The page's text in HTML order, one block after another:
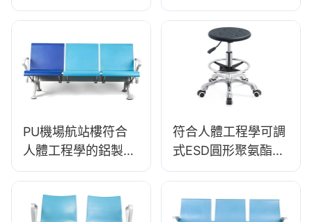
高流量區域的理想選
HEWEI製造商舒適的
人體工程學座位
PU機場航站樓符合
人體工程學的鋁製等
待座椅LC090由
符合人體工程學可調
式ESD圓形聚氨酯實
驗室糞便，帶有鋁製